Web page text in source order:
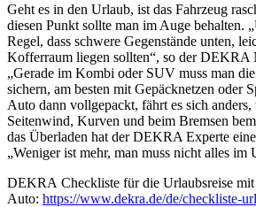
Geht es in den Urlaub, ist das Fahrzeug
diesen Punkt sollte man im Auge behalten.
Regel, dass schwere Gegenstände unten,
Kofferraum liegen sollten“, so der DEKRA
„Gerade im Kombi oder SUV muss man
sichern, am besten mit Gepäcknetzen oder
Auto dann vollgepackt, fährt es sich anders,
Seitenwind, Kurven und beim Bremsen
das Überladen hat der DEKRA Experte
„Weniger ist mehr, man muss nicht alles im
DEKRA Checkliste für die Urlaubsreise mit
Auto: https://www.dekra.de/de/checkliste-